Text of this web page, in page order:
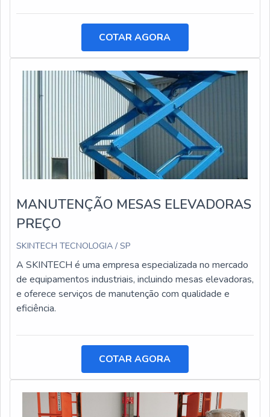
COTAR AGORA
MANUTENÇÃO MESAS ELEVADORAS
PREÇO
SKINTECH TECNOLOGIA / SP
A SKINTECH é uma empresa especializada no mercado
de equipamentos industriais, incluindo mesas elevadoras,
e oferece serviços de manutenção com qualidade e
eficiência.
COTAR AGORA